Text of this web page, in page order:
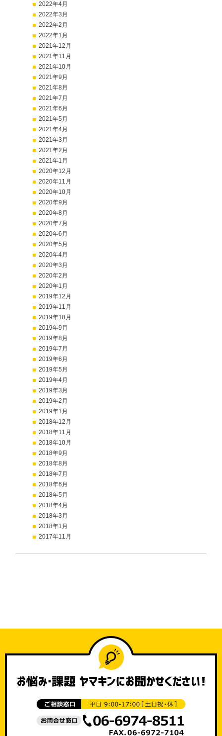
2022年4月
2022年3月
2022年2月
2022年1月
2021年12月
2021年11月
2021年10月
2021年9月
2021年8月
2021年7月
2021年6月
2021年5月
2021年4月
2021年3月
2021年2月
2021年1月
2020年12月
2020年11月
2020年10月
2020年9月
2020年8月
2020年7月
2020年6月
2020年5月
2020年4月
2020年3月
2020年2月
2020年1月
2019年12月
2019年11月
2019年10月
2019年9月
2019年8月
2019年7月
2019年6月
2019年5月
2019年4月
2019年3月
2019年2月
2019年1月
2018年12月
2018年11月
2018年10月
2018年9月
2018年8月
2018年7月
2018年6月
2018年5月
2018年4月
2018年3月
2018年1月
2017年11月